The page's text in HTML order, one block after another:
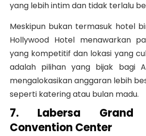
yang lebih intim dan tidak terlalu
Meskipun bukan termasuk hotel
Hollywood Hotel menawarkan
yang kompetitif dan lokasi yang
adalah pilihan yang bijak bagi
mengalokasikan anggaran lebih
seperti katering atau bulan madu.
7. Labersa
Convention Center